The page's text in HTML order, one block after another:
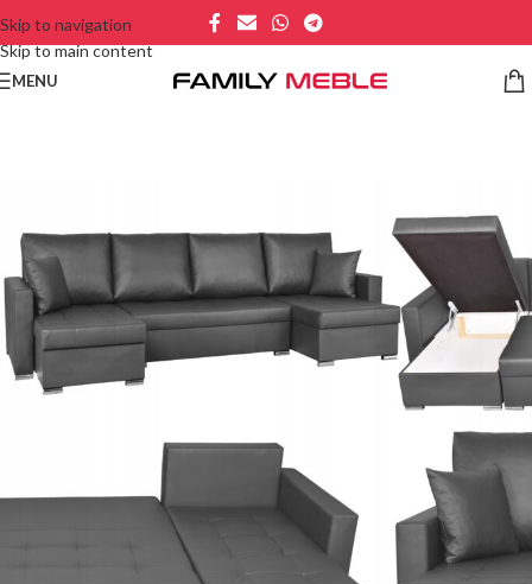
Skip to navigation
Skip to main content
MENU